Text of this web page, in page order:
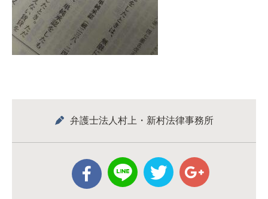
弁護士法人村上・新村法律事務所